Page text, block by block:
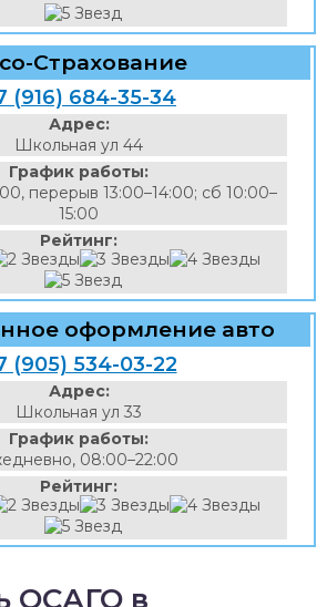
Страхование
(916) 684-35-34
Адрес:
Школьная ул 44
График работы:
перерыв 13:00–14:00; сб 10:00–
15:00
Рейтинг:
оформление авто
(905) 534-03-22
Адрес:
Школьная ул 33
График работы:
08:00–22:00
Рейтинг:
ОСАГО в